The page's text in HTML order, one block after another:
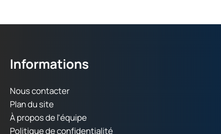
Informations
Nous contacter
Plan du site
À propos de l'équipe
Politique de confidentialité